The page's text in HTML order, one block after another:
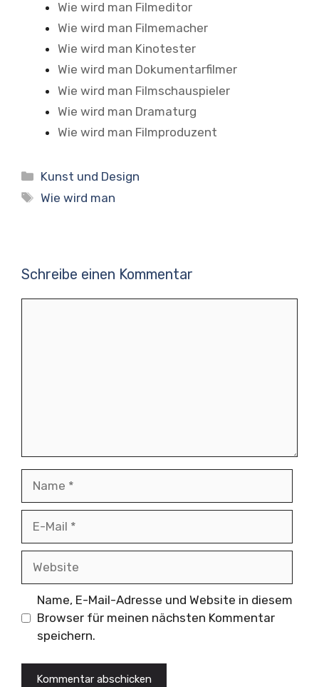
Wie wird man Filmeditor
Wie wird man Filmemacher
Wie wird man Kinotester
Wie wird man Dokumentarfilmer
Wie wird man Filmschauspieler
Wie wird man Dramaturg
Wie wird man Filmproduzent
Kategorien
Kunst und Design
Schlagwörter
Wie wird man
Schreibe einen Kommentar
Name, E-Mail-Adresse und Website in diesem
Browser für meinen nächsten Kommentar
speichern.